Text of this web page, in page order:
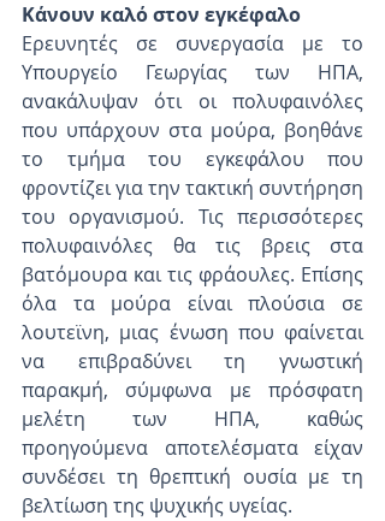
Κάνουν καλό στον εγκέφαλο
Ερευνητές σε συνεργασία με το
Υπουργείο Γεωργίας των ΗΠΑ,
ανακάλυψαν ότι οι πολυφαινόλες
που υπάρχουν στα μούρα, βοηθάνε
το τμήμα του εγκεφάλου που
φροντίζει για την τακτική συντήρηση
του οργανισμού. Τις περισσότερες
πολυφαινόλες θα τις βρεις στα
βατόμουρα και τις φράουλες. Επίσης
όλα τα μούρα είναι πλούσια σε
λουτεϊνη, μιας ένωση που φαίνεται
να επιβραδύνει τη γνωστική
παρακμή, σύμφωνα με πρόσφατη
μελέτη των ΗΠΑ, καθώς
προηγούμενα αποτελέσματα είχαν
συνδέσει τη θρεπτική ουσία με τη
βελτίωση της ψυχικής υγείας.